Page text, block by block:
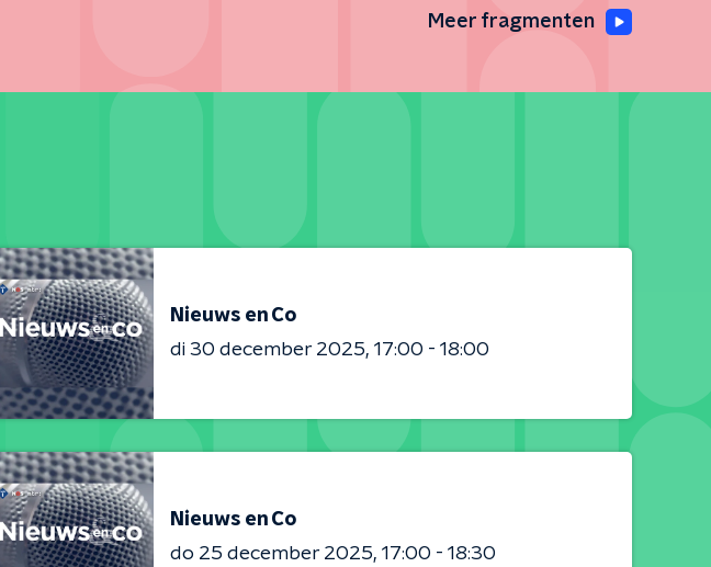
Meer fragmenten
Nieuws en Co
di 30 december 2025 17:00 - 18:00
Nieuws en Co
do 25 december 2025 17:00 - 18:30